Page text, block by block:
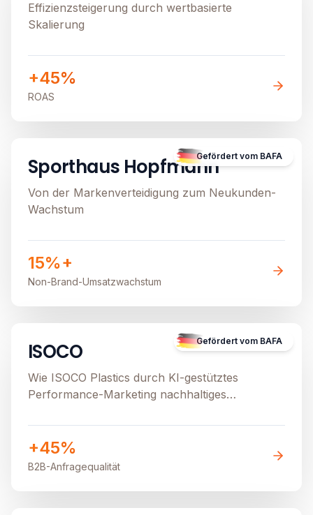
Effizienzsteigerung durch wertbasierte
Skalierung
+45%
ROAS
Image unavailable
Gefördert vom BAFA
Sporthaus Hopfmann
Von der Markenverteidigung zum Neukunden-
Wachstum
15%+
Non-Brand-Umsatzwachstum
Image unavailable
Gefördert vom BAFA
ISOCO
Wie ISOCO Plastics durch KI-gestütztes
Performance-Marketing nachhaltiges
+45%
B2B-Anfragequalität
Image unavailable